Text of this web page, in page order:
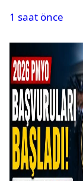
1 saat önce